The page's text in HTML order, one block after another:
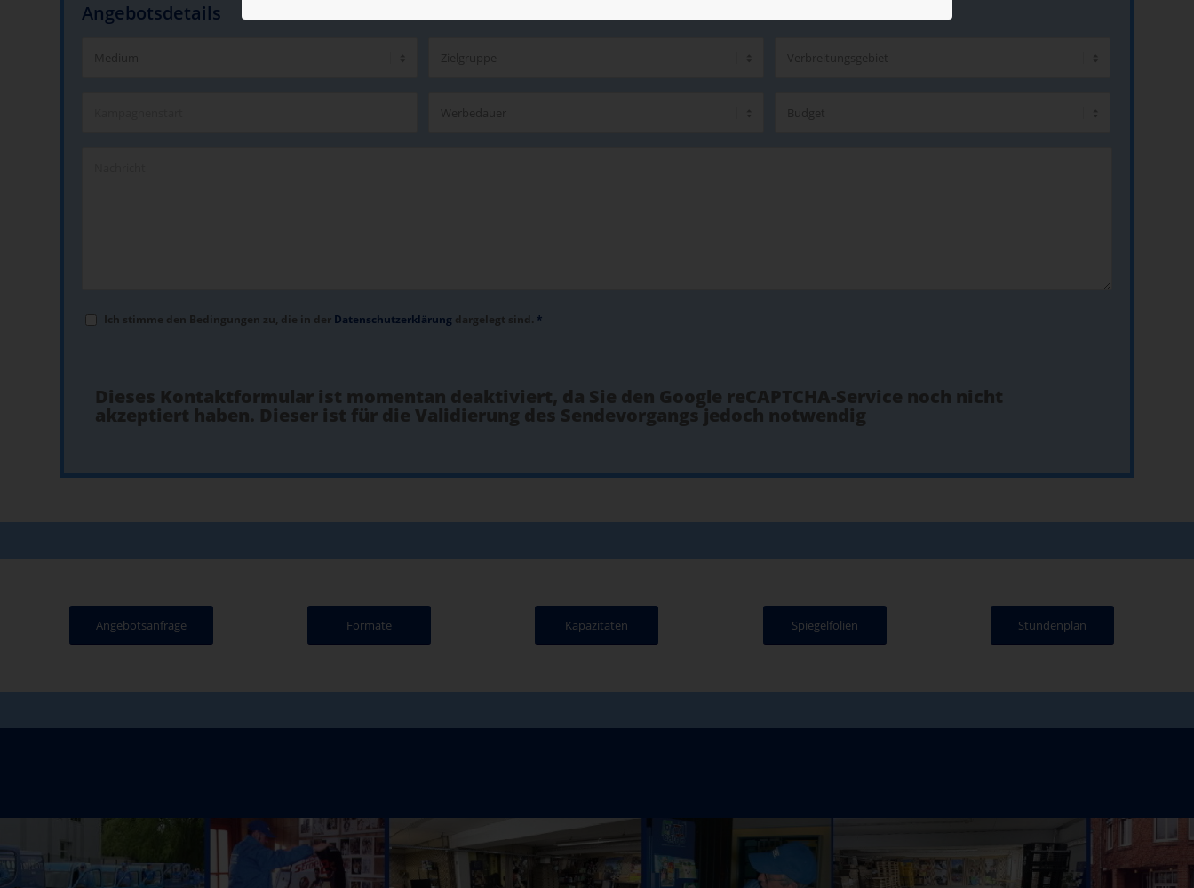
Angebotsdetails
Ich stimme den Bedingungen zu, die in der Datenschutzerklärung dargelegt sind. *
Dieses Kontaktformular ist momentan deaktiviert, da Sie den Google reCAPTCHA-Service noch nicht
akzeptiert haben. Dieser ist für die Validierung des Sendevorgangs jedoch notwendig
Angebotsanfrage Formate Kapazitäten Spiegelfolien Stundenplan